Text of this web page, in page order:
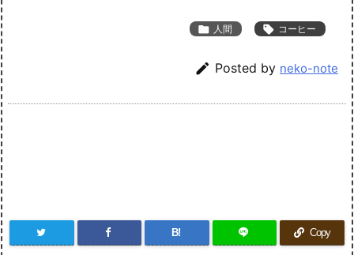
 人間  コーヒー
 Posted by neko-note
B! Copy